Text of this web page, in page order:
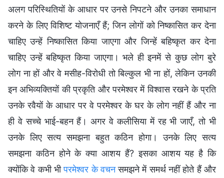
अलग परिस्थितियों के आधार पर उनसे निपटने और उनका समाधान
करने के लिए विशिष्ट योजनाएँ हैं; जिन लोगों को निष्कासित कर देना
चाहिए उन्हें निष्कासित किया जाएगा और जिन्हें बहिष्कृत कर देना
चाहिए उन्हें बहिष्कृत किया जाएगा। भले ही इनमें से कुछ लोग बुरे
लोग ना हों और वे मसीह-विरोधी तो बिल्कुल भी ना हों, लेकिन उनकी
इन अभिव्यक्तियों की प्रकृति और परमेश्वर में विश्वास रखने के प्रति
उनके रवैयों के आधार पर वे परमेश्वर के घर के लोग नहीं हैं और ना
ही वे सच्चे भाई-बहन हैं। अगर वे कलीसिया में रह भी जाएँ, तो भी
उनके लिए सत्य समझना बहुत कठिन होगा। उनके लिए सत्य
समझना कठिन होने के क्या आशय हैं? इसका आशय यह है कि
क्योंकि वे कभी भीपरमेश्वर के वचनसमझने में समर्थ नहीं होते हैं और